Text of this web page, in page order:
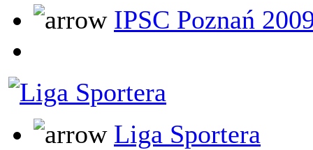
IPSC Poznań
Liga Sportera